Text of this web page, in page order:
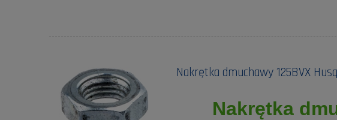
Nakrętka dmuchawy 125BVX
Nakrętka